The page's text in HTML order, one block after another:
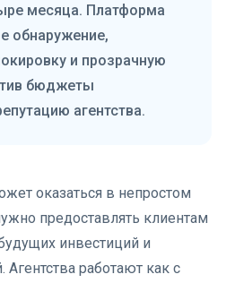
месяца. Платформа
обнаружение,
и прозрачную
бюджеты
агентства.
оказаться в непростом
предоставлять клиентам
инвестиций и
работают как с